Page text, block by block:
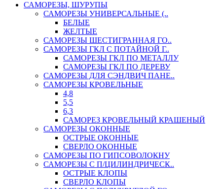
САМОРЕЗЫ, ШУРУПЫ
САМОРЕЗЫ УНИВЕРСАЛЬНЫЕ (..
БЕЛЫЕ
ЖЕЛТЫЕ
САМОРЕЗЫ ШЕСТИГРАННАЯ ГО..
САМОРЕЗЫ ГКЛ С ПОТАЙНОЙ Г..
САМОРЕЗЫ ГКЛ ПО МЕТАЛЛУ
САМОРЕЗЫ ГКЛ ПО ДЕРЕВУ
САМОРЕЗЫ ДЛЯ СЭНДВИЧ ПАНЕ..
САМОРЕЗЫ КРОВЕЛЬНЫЕ
4,8
5,5
6,3
САМОРЕЗ КРОВЕЛЬНЫЙ КРАШЕНЫЙ
САМОРЕЗЫ ОКОННЫЕ
ОСТРЫЕ ОКОННЫЕ
СВЕРЛО ОКОННЫЕ
САМОРЕЗЫ ПО ГИПСОВОЛОКНУ
САМОРЕЗЫ С П/ЦИЛИНДРИЧЕСК..
ОСТРЫЕ КЛОПЫ
СВЕРЛО КЛОПЫ